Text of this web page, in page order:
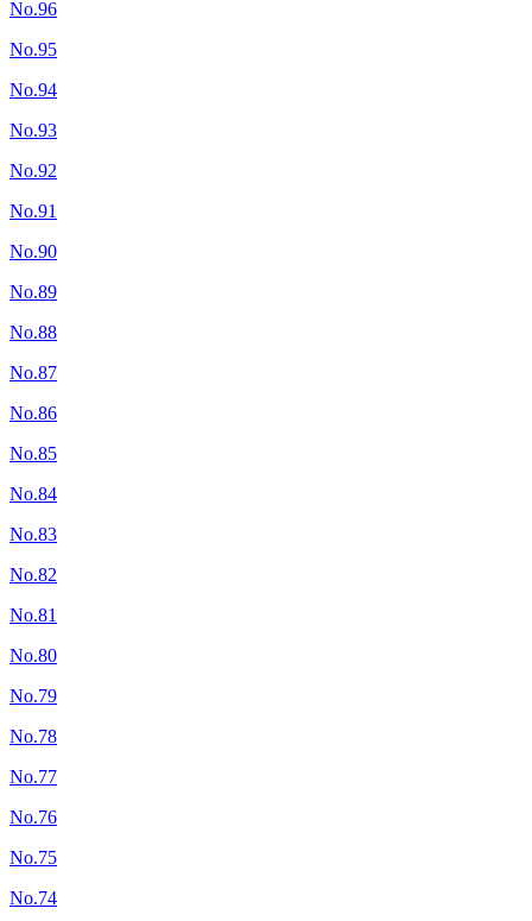
No.96
No.95
No.94
No.93
No.92
No.91
No.90
No.89
No.88
No.87
No.86
No.85
No.84
No.83
No.82
No.81
No.80
No.79
No.78
No.77
No.76
No.75
No.74